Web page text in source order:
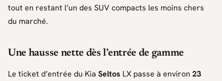
tout en restant l’un des SUV compacts les moins chers
du marché.
Une hausse nette dès l’entrée de gamme
Le ticket d’entrée du Kia Seltos LX passe à environ 23